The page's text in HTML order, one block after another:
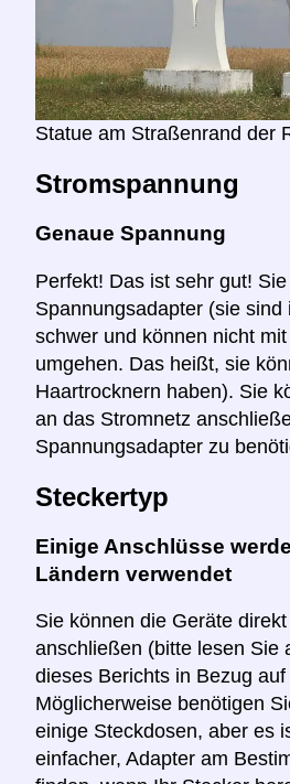
Statue am Straßenrand der
Stromspannung
Genaue Spannung
Perfekt! Das ist sehr gut!
Spannungsadapter (sie sind
schwer und können nicht
umgehen. Das heißt, sie
Haartrocknern haben). Sie
an das Stromnetz
Spannungsadapter zu
Steckertyp
Einige Anschlüsse
Ländern verwendet
Sie können die Geräte
anschließen (bitte lesen Sie
dieses Berichts in Bezug
Möglicherweise benötigen
einige Steckdosen, aber es
einfacher, Adapter am